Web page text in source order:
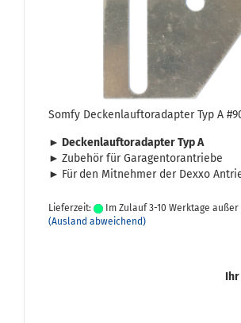
Somfy De­cken­lauf­tor­ad­ap­ter Typ A
► De­cken­lauf­tor­ad­ap­ter Typ A
► Zu­be­hör für Ga­ra­gen­tor­an­trie­be
► Für den Mit­neh­mer der Dexxo
Lieferzeit:
Im Zulauf 3-10 Werktage außer
(Ausland abweichend)
Ihr